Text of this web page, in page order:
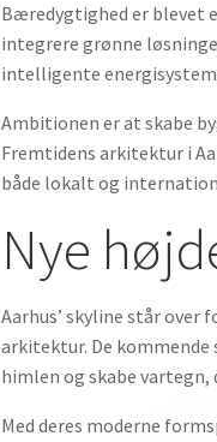
Bæredygtighed er blevet
integrere grønne
intelligente
Ambitionen er at skabe
Fremtidens arkitektur i
både lokalt og
Nye
Aarhus’ skyline står
arkitektur. De kommende
himlen og skabe
Med deres moderne